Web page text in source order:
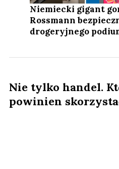
Niemiecki gigant
Rossmann
drogeryjnego
Nie tylko handel.
powinien